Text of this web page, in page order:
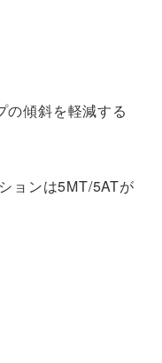
の傾斜を軽減する
ョンは5MT/5ATが